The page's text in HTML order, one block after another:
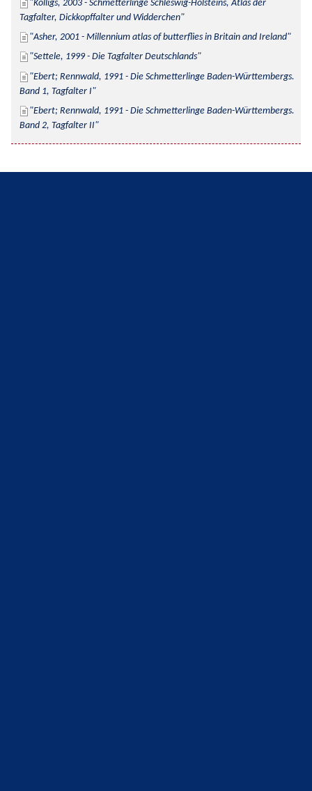
Kolligs, 2003 - Schmetterlinge Schleswig-Holsteins, Atlas der
Tagfalter, Dickkopffalter und Widderchen
Asher, 2001 - Millennium atlas of butterflies in Britain and Ireland
Settele, 1999 - Die Tagfalter Deutschlands
Ebert; Rennwald, 1991 - Die Schmetterlinge Baden-Württembergs.
Band 1, Tagfalter I
Ebert; Rennwald, 1991 - Die Schmetterlinge Baden-Württembergs.
Band 2, Tagfalter II